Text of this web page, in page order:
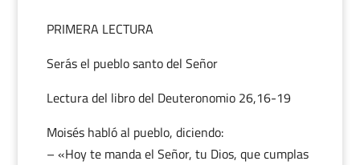
PRIMERA LECTURA
Serás el pueblo santo del Señor
Lectura del libro del Deuteronomio 26,16-19
Moisés habló al pueblo, diciendo:
– «Hoy te manda el Señor, tu Dios, que cumplas